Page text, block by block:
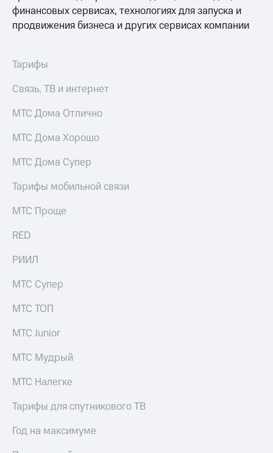
Покупка
полисов
МТС
МТС
Накопления
Откладывайте
деньги
доход 15%
Пополнить
номер
МТС
Настройки
автоплатежа
Пополнить
другого
интернета
Тарифы
RED,
с карты
МТС Деньги
Обзоры
товаров
Скидки
до 40%
на смартфоны
покупке
финансовых сервисах, технологиях для запуска и
продвижения бизнеса и других сервисах компании
Тарифы
Связь, ТВ и интернет
МТС Дома Отлично
МТС Дома Хорошо
МТС Дома Супер
Тарифы мобильной связи
МТС Проще
RED
РИИЛ
МТС Супер
МТС ТОП
МТС Junior
МТС Мудрый
МТС Налегке
Тарифы для спутникового ТВ
Год на максимуме